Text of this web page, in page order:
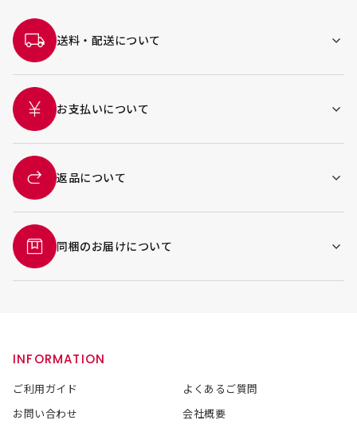
送料・配送について
お支払いについて
返品について
同梱のお届けについて
INFORMATION
ご利用ガイド
よくあるご質問
お問い合わせ
会社概要